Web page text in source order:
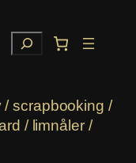
Søk
/ scrapbooking /
/ limnåler /